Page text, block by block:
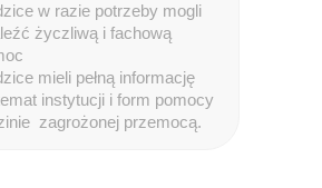
w razie potrzeby mogli
życzliwą i fachową
mieli pełną informację
instytucji i form pomocy
zagrożonej przemocą.